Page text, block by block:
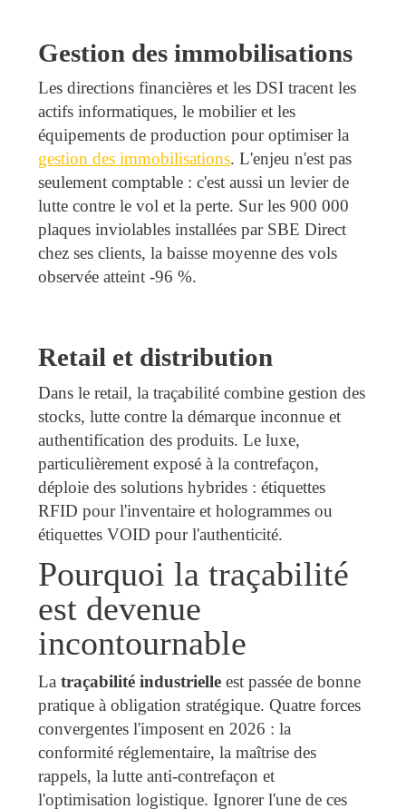
Gestion des immobilisations
Les directions financières et les DSI tracent les
actifs informatiques, le mobilier et les
équipements de production pour optimiser la
gestion des immobilisations. L'enjeu n'est pas
seulement comptable : c'est aussi un levier de
lutte contre le vol et la perte. Sur les 900 000
plaques inviolables installées par SBE Direct
chez ses clients, la baisse moyenne des vols
observée atteint -96 %.
Retail et distribution
Dans le retail, la traçabilité combine gestion des
stocks, lutte contre la démarque inconnue et
authentification des produits. Le luxe,
particulièrement exposé à la contrefaçon,
déploie des solutions hybrides : étiquettes
RFID pour l'inventaire et hologrammes ou
étiquettes VOID pour l'authenticité.
Pourquoi la traçabilité
est devenue
incontournable
La traçabilité industrielle est passée de bonne
pratique à obligation stratégique. Quatre forces
convergentes l'imposent en 2026 : la
conformité réglementaire, la maîtrise des
rappels, la lutte anti-contrefaçon et
l'optimisation logistique. Ignorer l'une de ces